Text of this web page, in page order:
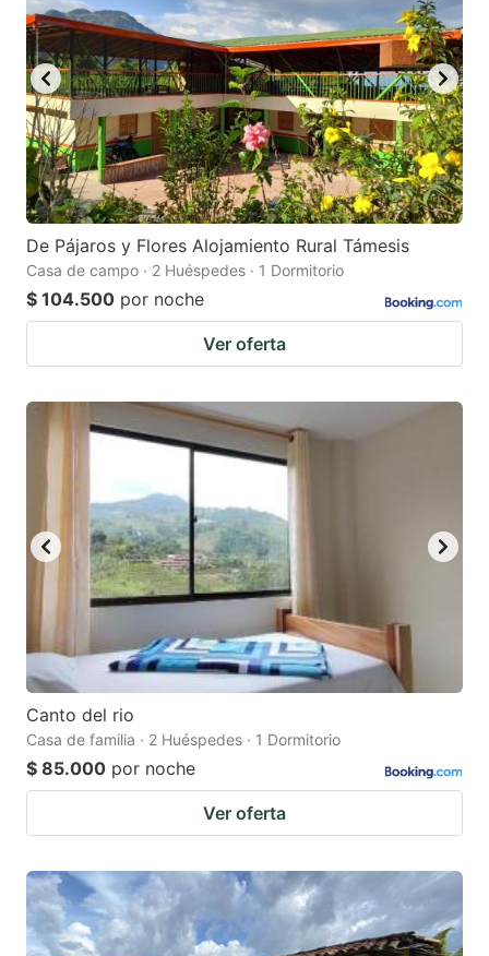
De Pájaros y Flores Alojamiento Rural Támesis
Casa de campo · 2 Huéspedes · 1 Dormitorio
$ 104.500 por noche
Ver oferta
Canto del rio
Casa de familia · 2 Huéspedes · 1 Dormitorio
$ 85.000 por noche
Ver oferta